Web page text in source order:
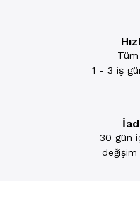
1 - 3 iş
30 gün
değişim